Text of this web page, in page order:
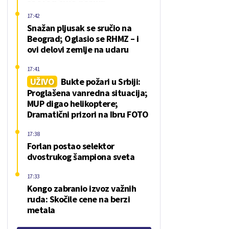
Snažan pljusak se sručio na
Beograd; Oglasio se RHMZ – i
ovi delovi zemlje na udaru
17:42
UŽIVO
Bukte požari u Srbiji:
Proglašena vanredna situacija;
MUP digao helikoptere;
Dramatični prizori na Ibru FOTO
17:41
Forlan postao selektor
dvostrukog šampiona sveta
17:38
Kongo zabranio izvoz važnih
ruda: Skočile cene na berzi
metala
17:33